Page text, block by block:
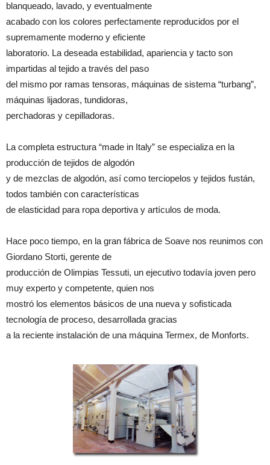
blanqueado, lavado, y eventualmente
acabado con los colores perfectamente reproducidos por el
supremamente moderno y eficiente
laboratorio. La deseada estabilidad, apariencia y tacto son
impartidas al tejido a través del paso
del mismo por ramas tensoras, máquinas de sistema “turbang”,
máquinas lijadoras, tundidoras,
perchadoras y cepilladoras.
La completa estructura “made in Italy” se especializa en la
producción de tejidos de algodón
y de mezclas de algodón, así como terciopelos y tejidos fustán,
todos también con características
de elasticidad para ropa deportiva y artículos de moda.
Hace poco tiempo, en la gran fábrica de Soave nos reunimos con
Giordano Storti, gerente de
producción de Olimpias Tessuti, un ejecutivo todavía joven pero
muy experto y competente, quien nos
mostró los elementos básicos de una nueva y sofisticada
tecnología de proceso, desarrollada gracias
a la reciente instalación de una máquina Termex, de Monforts.